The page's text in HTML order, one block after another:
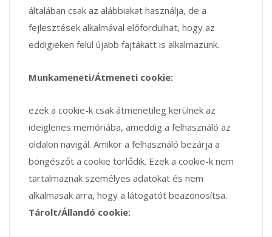
általában csak az alábbiakat használja, de a
fejlesztések alkalmával előfordulhat, hogy az
eddigieken felül újabb fajtákatt is alkalmazunk.
Munkameneti/Átmeneti cookie:
ezek a cookie-k csak átmenetileg kerülnek az
ideiglenes memóriába, ameddig a felhasználó az
oldalon navigál. Amikor a felhasználó bezárja a
böngészőt a cookie törlődik. Ezek a cookie-k nem
tartalmaznak személyes adatokat és nem
alkalmasak arra, hogy a látogatót beazonosítsa.
Tárolt/Állandó cookie: